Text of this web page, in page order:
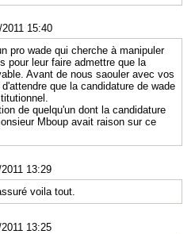
2011 15:40
pro wade qui cherche à manipuler
pour leur faire admettre que la
Avant de nous saouler avec vos
que la candidature de wade
de quelqu'un dont la candidature
Mboup avait raison sur ce
2011 13:29
voila tout.
13:25